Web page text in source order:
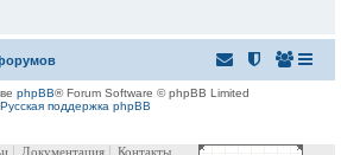
phpBB® Forum Software © phpBB Limited
Русская поддержка phpBB
Документация Контакты